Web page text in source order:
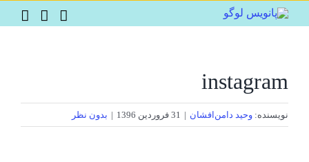
to
instagram
نویسنده: وحید دامن‌افشان | 31 فروردین 1396 | بدون نظر